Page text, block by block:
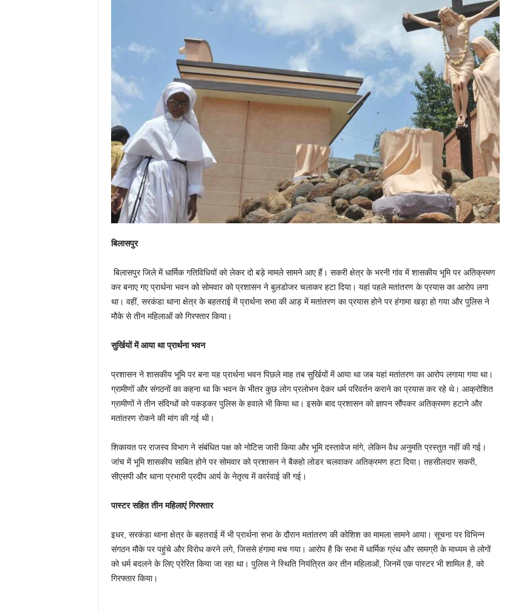
बिलासपुर
बिलासपुर जिले में धार्मिक गतिविधियों को लेकर दो बड़े मामले सामने आए हैं। सकरी क्षेत्र के भरनी गांव में शासकीय भूमि पर अतिक्रमण
कर बनाए गए प्रार्थना भवन को सोमवार को प्रशासन ने बुलडोजर चलाकर हटा दिया। यहां पहले मतांतरण के प्रयास का आरोप लगा
था। वहीं, सरकंडा थाना क्षेत्र के बहतराई में प्रार्थना सभा की आड़ में मतांतरण का प्रयास होने पर हंगामा खड़ा हो गया और पुलिस ने
मौके से तीन महिलाओं को गिरफ्तार किया।
सुर्खियों में आया था प्रार्थना भवन
प्रशासन ने शासकीय भूमि पर बना यह प्रार्थना भवन पिछले माह तब सुर्खियों में आया था जब यहां मतांतरण का आरोप लगाया गया था।
ग्रामीणों और संगठनों का कहना था कि भवन के भीतर कुछ लोग प्रलोभन देकर धर्म परिवर्तन कराने का प्रयास कर रहे थे। आक्रोशित
ग्रामीणों ने तीन संदिग्धों को पकड़कर पुलिस के हवाले भी किया था। इसके बाद प्रशासन को ज्ञापन सौंपकर अतिक्रमण हटाने और
मतांतरण रोकने की मांग की गई थी।
शिकायत पर राजस्व विभाग ने संबंधित पक्ष को नोटिस जारी किया और भूमि दस्तावेज मांगे, लेकिन वैध अनुमति प्रस्तुत नहीं की गई।
जांच में भूमि शासकीय साबित होने पर सोमवार को प्रशासन ने बैकहो लोडर चलवाकर अतिक्रमण हटा दिया। तहसीलदार सकरी,
सीएसपी और थाना प्रभारी प्रदीप आर्य के नेतृत्व में कार्रवाई की गई।
पास्टर सहित तीन महिलाएं गिरफ्तार
इधर, सरकंडा थाना क्षेत्र के बहतराई में भी प्रार्थना सभा के दौरान मतांतरण की कोशिश का मामला सामने आया। सूचना पर विभिन्न
संगठन मौके पर पहुंचे और विरोध करने लगे, जिससे हंगामा मच गया। आरोप है कि सभा में धार्मिक ग्रंथ और सामग्री के माध्यम से लोगों
को धर्म बदलने के लिए प्रेरित किया जा रहा था। पुलिस ने स्थिति नियंत्रित कर तीन महिलाओं, जिनमें एक पास्टर भी शामिल है, को
गिरफ्तार किया।